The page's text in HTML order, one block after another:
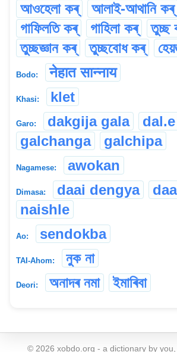
আওহেলা কৰ্
আলাই-আথানি কৰ্
গাফিলতি কৰ্
গাহিলা কৰ্
তুচ্ছ
তুচ্ছজ্ঞান কৰ্
তুচ্ছবোধ কৰ্
Bodo: नेहात सान्नाय
Khasi: klet
Garo: dakgija gala
galchanga
galchipa
Nagamese: awokan
Dimasa: daai dengya
naishle
Ao: sendokba
TAI-Ahom: নুক না
Deori: অনাদৰ নমা ইমাৰিবা
© 2026 xobdo.org - a dictionary by